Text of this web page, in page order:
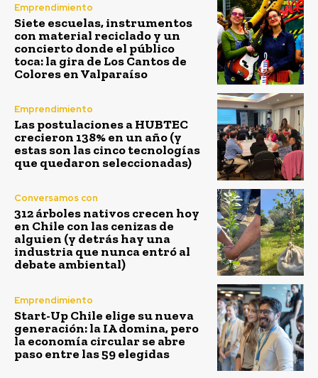
Emprendimiento
Siete escuelas, instrumentos
con material reciclado y un
concierto donde el público
toca: la gira de Los Cantos de
Colores en Valparaíso
Emprendimiento
Las postulaciones a HUBTEC
crecieron 138% en un año (y
estas son las cinco tecnologías
que quedaron seleccionadas)
Conversamos con
312 árboles nativos crecen hoy
en Chile con las cenizas de
alguien (y detrás hay una
industria que nunca entró al
debate ambiental)
Emprendimiento
Start-Up Chile elige su nueva
generación: la IA domina, pero
la economía circular se abre
paso entre las 59 elegidas